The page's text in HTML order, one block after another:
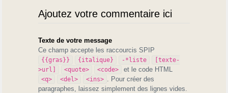
Ajoutez votre commentaire ici
Texte de votre message
Ce champ accepte les raccourcis SPIP
{{gras}} {italique} -*liste
[texte-
>url]
<quote> <code> et le code HTML
<q> <del> <ins>
. Pour créer des
paragraphes, laissez simplement des lignes vides.